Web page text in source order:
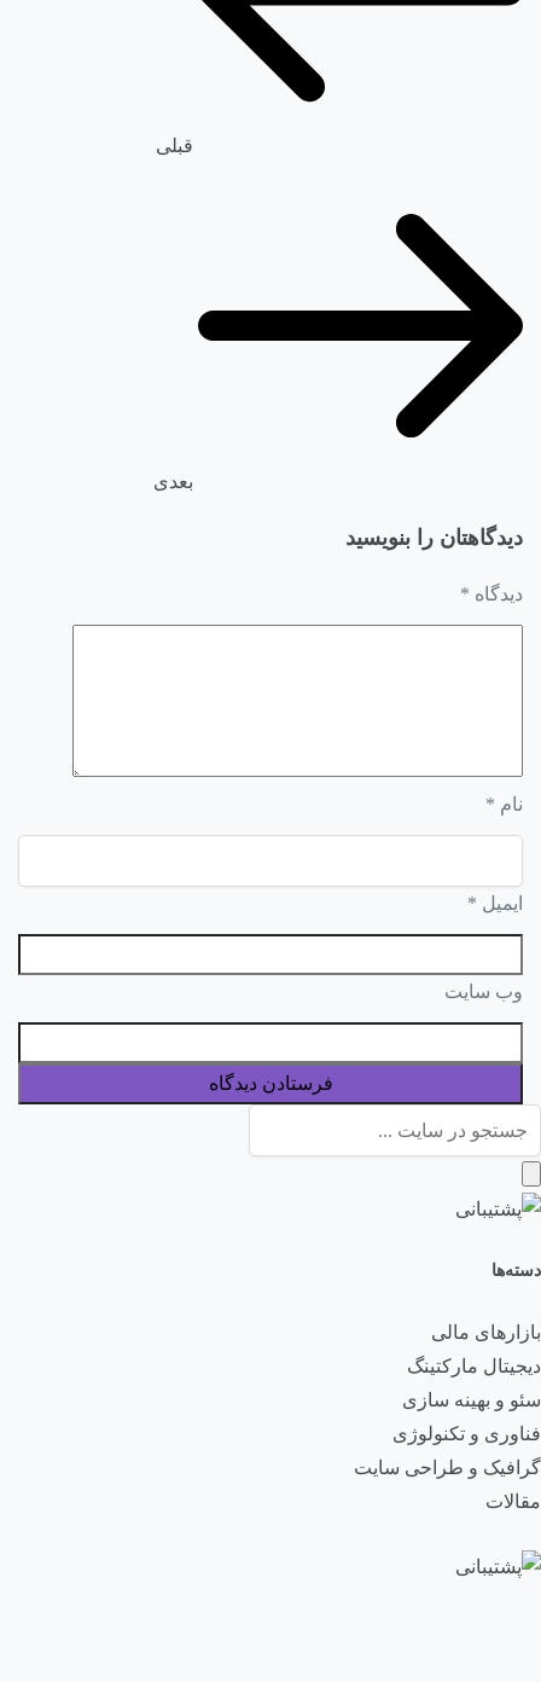
قبلی
بعدی
دیدگاهتان را بنویسید
دیدگاه *
نام *
ایمیل *
وب‌ سایت
دسته‌ها
بازارهای مالی
دیجیتال مارکتینگ
سئو و بهینه سازی
فناوری و تکنولوژی
گرافیک و طراحی سایت
مقالات